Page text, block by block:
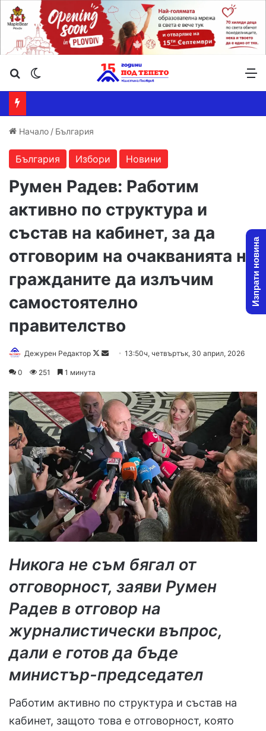
Търсене ...
Начало / България
България Избори Новини
Румен Радев: Работим
активно по структура и
състав на кабинет, за да
отговорим на очакванията на
гражданите да излъчим
самостоятелно
правителство
Дежурен Редактор
Follow
Send13:50ч, четвъртък, 30 април, 2026
0 251 1 минута
Никога не съм бягал от
отговорност, заяви Румен
Радев в отговор на
журналистически въпрос,
дали е готов да бъде
министър-председател
Работим активно по структура и състав на
кабинет, защото това е отговорност, която
Изпрати новина